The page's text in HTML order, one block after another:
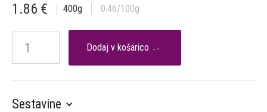
1.86 € 400g 0.46/100g

Sestavine